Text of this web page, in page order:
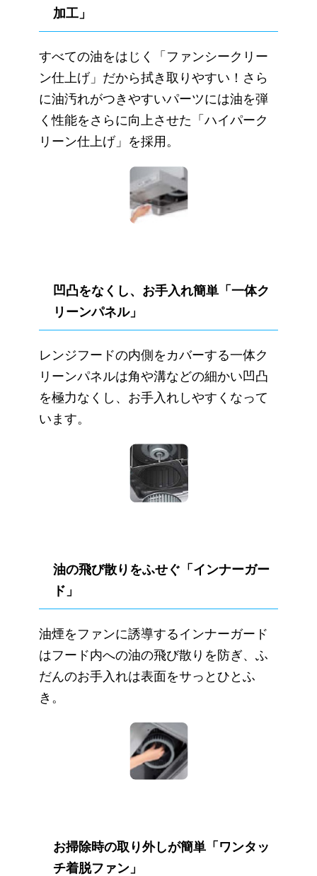
加工」
すべての油をはじく「ファンシークリー
ン仕上げ」だから拭き取りやすい！さら
に油汚れがつきやすいパーツには油を弾
く性能をさらに向上させた「ハイパーク
リーン仕上げ」を採用。
凹凸をなくし、お手入れ簡単「一体ク
リーンパネル」
レンジフードの内側をカバーする一体ク
リーンパネルは角や溝などの細かい凹凸
を極力なくし、お手入れしやすくなって
います。
油の飛び散りをふせぐ「インナーガー
ド」
油煙をファンに誘導するインナーガード
はフード内への油の飛び散りを防ぎ、ふ
だんのお手入れは表面をサっとひとふ
き。
お掃除時の取り外しが簡単「ワンタッ
チ着脱ファン」